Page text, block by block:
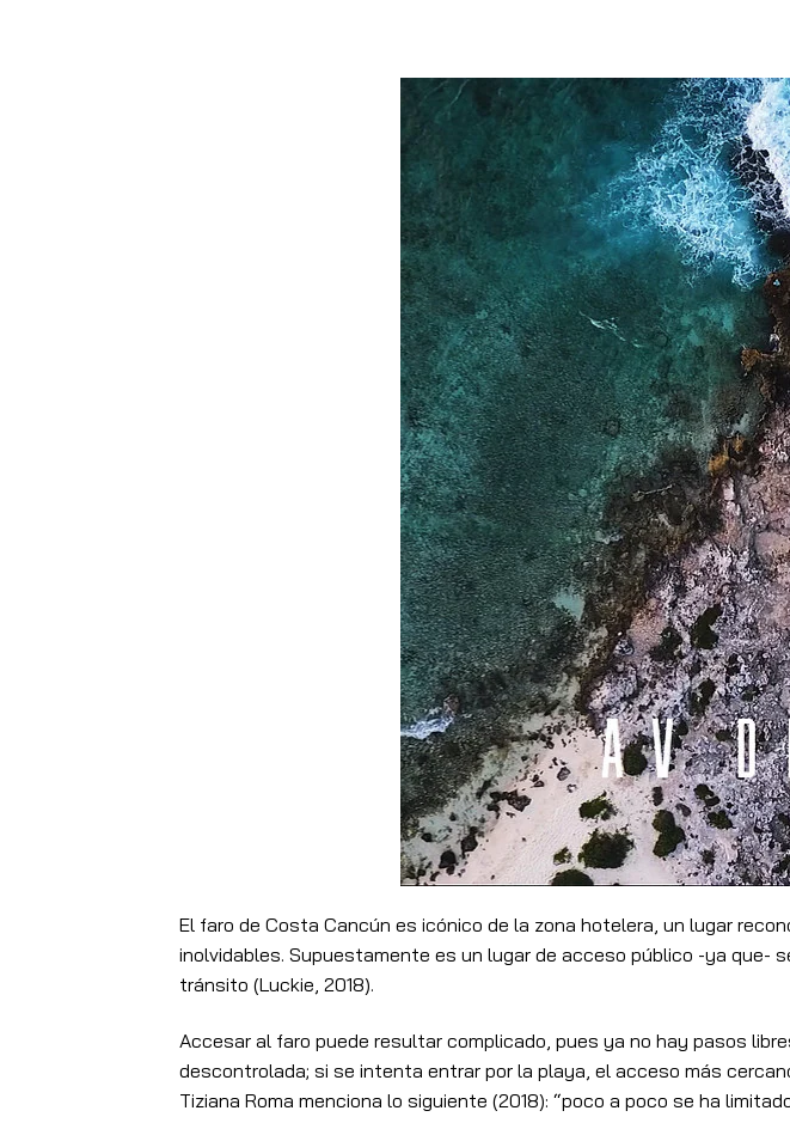
El faro de Costa Cancún es icónico de la zona hotelera, un lugar
inolvidables. Supuestamente es un lugar de acceso público -ya que-
tránsito (Luckie, 2018).
Accesar al faro puede resultar complicado, pues ya no hay pasos
descontrolada; si se intenta entrar por la playa, el acceso más
Tiziana Roma menciona lo siguiente (2018): “poco a poco se ha